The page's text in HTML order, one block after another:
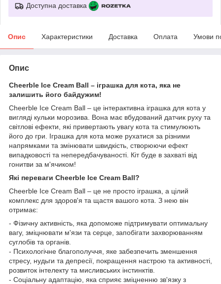
Доступна доставка
Опис Характеристики Доставка Оплата Умови
Опис
Cheerble Ice Cream Ball – іграшка для кота, яка не
залишить його байдужим!
Cheerble Ice Cream Ball – це інтерактивна іграшка для кота у
вигляді кульки морозива. Вона має вбудований датчик руху та
світлові ефекти, які привертають увагу кота та стимулюють
його до гри. Іграшка для кота може рухатися за різними
напрямками та змінювати швидкість, створюючи ефект
випадковості та непередбачуваності. Кіт буде в захваті від
гонитви за м'ячиком!
Які переваги Cheerble Ice Cream Ball?
Cheerble Ice Cream Ball – це не просто іграшка, а цілий
комплекс для здоров'я та щастя вашого кота. З нею він
отримає:
- Фізичну активність, яка допоможе підтримувати оптимальну
вагу, зміцнювати м'язи та серце, запобігати захворюванням
суглобів та органів.
- Психологічне благополуччя, яке забезпечить зменшення
стресу, нудьги та депресії, покращення настрою та активності,
розвиток інтелекту та мисливських інстинктів.
- Соціальну адаптацію, яка сприяє зміцненню зв'язку з